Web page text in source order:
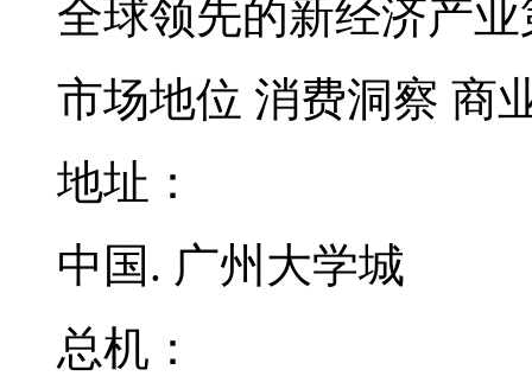
全球领先的新经济产
市场地位 消费洞察 商
地址：
中国. 广州大学城
总机：